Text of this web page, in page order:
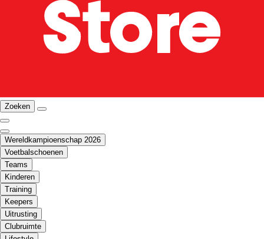
Zoeken
Wereldkampioenschap 2026
Voetbalschoenen
Teams
Kinderen
Training
Keepers
Uitrusting
Clubruimte